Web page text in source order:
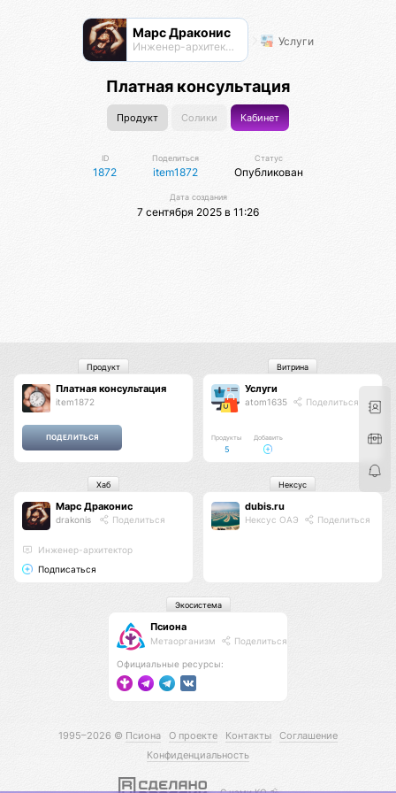
Марс Драконис
Инженер-архитектор Услуги
Платная консультация
Продукт Солики Кабинет
ID
1872
Поделиться
item1872
Статус
Опубликован
Дата создания
7 сентября 2025 в 11:26
Платная консультация
item1872
Продукт
Услуги
atom1635 Поделиться
Продукты
5
Добавить
Витрина
Марс Драконис
drakonis Поделиться
Инженер-архитектор
Подписаться
Хаб
dubis.ru
Нексус ОАЭ Поделиться
Нексус
Псиона
Метаорганизм Поделиться
Официальные ресурсы:
Экосистема
1995–2026 © Псиона О проекте Контакты
Соглашение
Конфиденциальность